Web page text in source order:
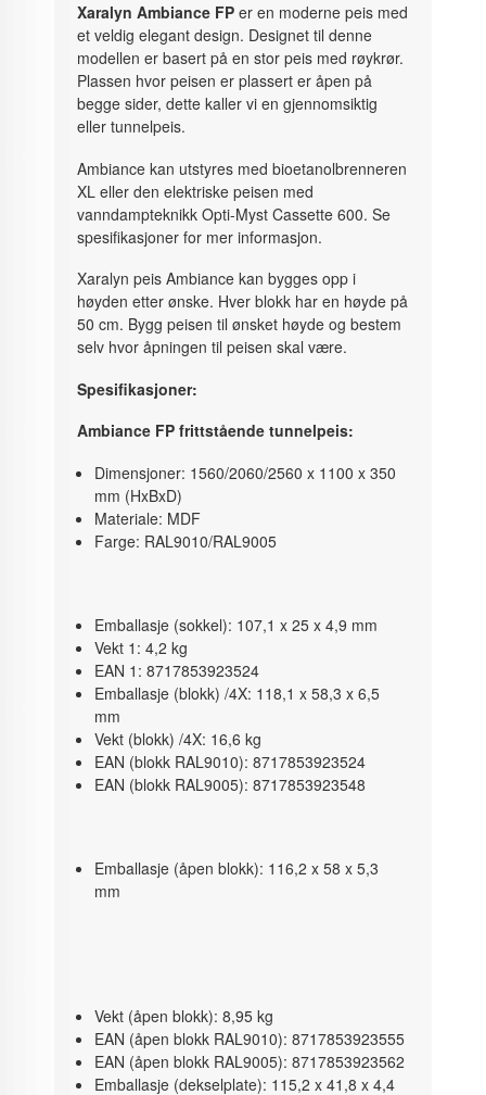
Xaralyn Ambiance FP er en moderne peis med
et veldig elegant design. Designet til denne
modellen er basert på en stor peis med røykrør.
Plassen hvor peisen er plassert er åpen på
begge sider, dette kaller vi en gjennomsiktig
eller tunnelpeis.
Ambiance kan utstyres med bioetanolbrenneren
XL eller den elektriske peisen med
vanndampteknikk Opti-Myst Cassette 600. Se
spesifikasjoner for mer informasjon.
Xaralyn peis Ambiance kan bygges opp i
høyden etter ønske. Hver blokk har en høyde på
50 cm. Bygg peisen til ønsket høyde og bestem
selv hvor åpningen til peisen skal være.
Spesifikasjoner:
Ambiance FP frittstående tunnelpeis:
Dimensjoner: 1560/2060/2560 x 1100 x 350
mm (HxBxD)
Materiale: MDF
Farge: RAL9010/RAL9005
Emballasje (sokkel): 107,1 x 25 x 4,9 mm
Vekt 1: 4,2 kg
EAN 1: 8717853923524
Emballasje (blokk) /4X: 118,1 x 58,3 x 6,5
mm
Vekt (blokk) /4X: 16,6 kg
EAN (blokk RAL9010): 8717853923524
EAN (blokk RAL9005): 8717853923548
Emballasje (åpen blokk): 116,2 x 58 x 5,3
mm
Vekt (åpen blokk): 8,95 kg
EAN (åpen blokk RAL9010): 8717853923555
EAN (åpen blokk RAL9005): 8717853923562
Emballasje (dekselplate): 115,2 x 41,8 x 4,4